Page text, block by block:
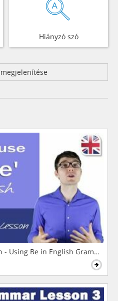
Hiányzó szó
- Using Be in English Grammar